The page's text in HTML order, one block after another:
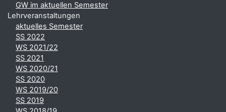
GW im aktuellen Semester
Lehrveranstaltungen
aktuelles Semester
SS 2022
WS 2021/22
SS 2021
WS 2020/21
SS 2020
WS 2019/20
SS 2019